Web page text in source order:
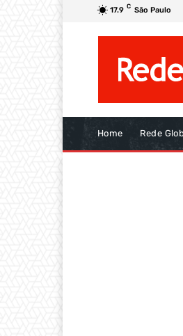
17.9 C São Paulo
Home Rede